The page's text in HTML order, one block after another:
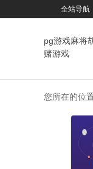
全站导航
pg游戏麻将
赌游戏
您所在的位